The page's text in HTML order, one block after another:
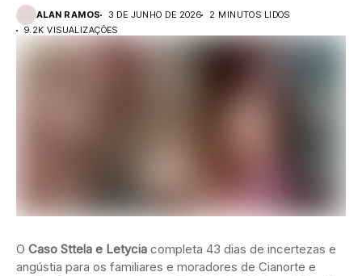
ALAN RAMOS 3 DE JUNHO DE 2026
2 MINUTOS LIDOS
9.2K VISUALIZAÇÕES
O Caso Sttela e Letycia completa 43 dias de incertezas e
angústia para os familiares e moradores de Cianorte e